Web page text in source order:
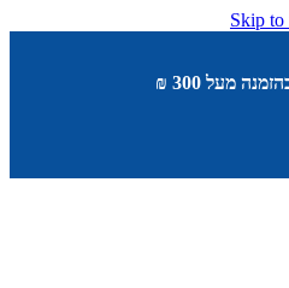
Skip to
מעל 300 ₪